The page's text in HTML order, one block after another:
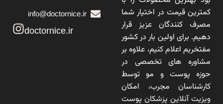
کمترین قیمت در اختیار شما
مصرف کنندگان عزیز قرار
دهیم. برای اولین بار در کشور
مفتخریم اعلام کنیم، علاوه بر
مشاوره های تخصصی در
حوزه پوست و مو توسط
کارشناسان مجرب، امکان
ویزیت آنلاین پزشکان پوست
info@doctornice.ir
doctornice.ir